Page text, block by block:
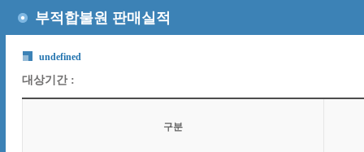
부적합불원 판매실적
undefined
대상기간 :
구분